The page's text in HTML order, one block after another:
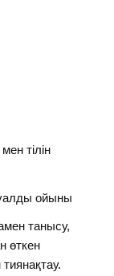
тілін
ойыны
танысу,
өткен